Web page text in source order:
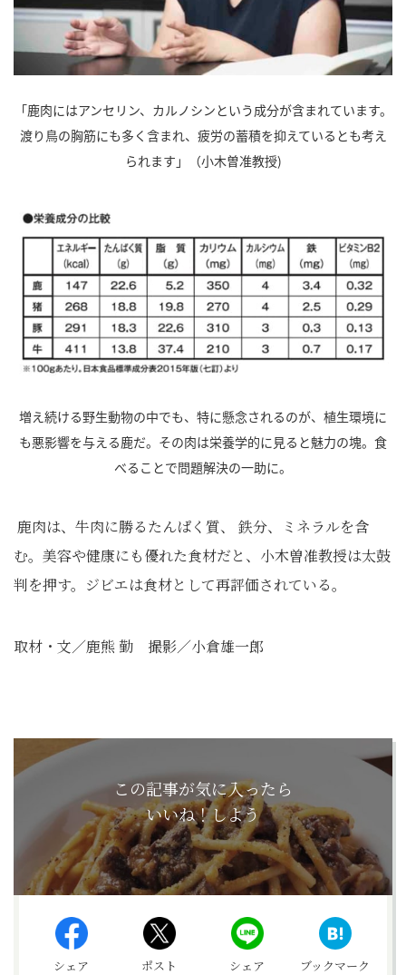
「鹿肉にはアンセリン、カルノシンという成分が含まれています。
渡り鳥の胸筋にも多く含まれ、疲労の蓄積を抑えているとも考え
られます」（小木曽准教授)
増え続ける野生動物の中でも、特に懸念されるのが、植生環境に
も悪影響を与える鹿だ。その肉は栄養学的に見ると魅力の塊。食
べることで問題解決の一助に。
鹿肉は、牛肉に勝るたんぱく質、 鉄分、ミネラルを含
む。美容や健康にも優れた食材だと、小木曽准教授は太鼓
判を押す。ジビエは食材として再評価されている。
取材・文／鹿熊 勤 撮影／小倉雄一郎
この記事が気に入ったら
いいね！しよう
シェア ポスト シェア ブックマーク